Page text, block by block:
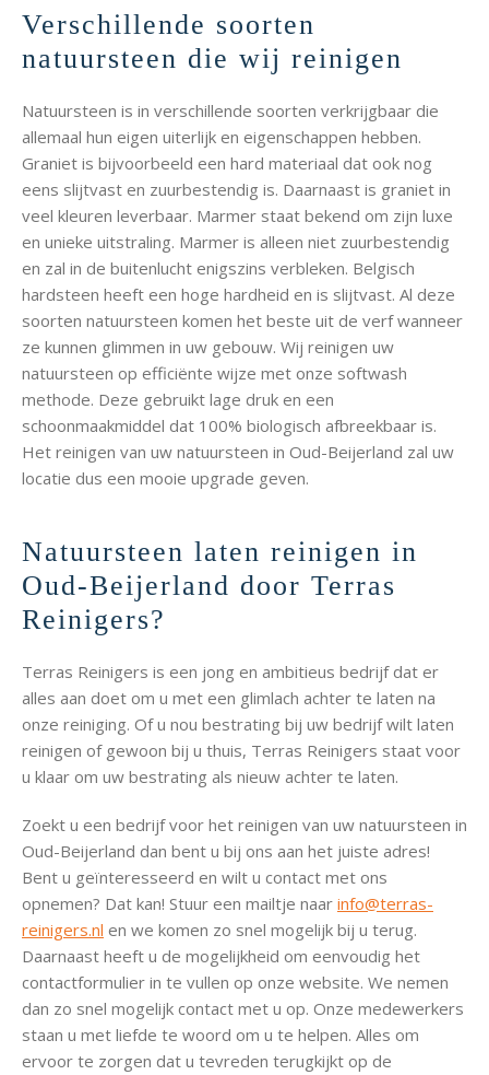
Verschillende soorten
natuursteen die wij reinigen
Natuursteen is in verschillende soorten verkrijgbaar die
allemaal hun eigen uiterlijk en eigenschappen hebben.
Graniet is bijvoorbeeld een hard materiaal dat ook nog
eens slijtvast en zuurbestendig is. Daarnaast is graniet in
veel kleuren leverbaar. Marmer staat bekend om zijn luxe
en unieke uitstraling. Marmer is alleen niet zuurbestendig
en zal in de buitenlucht enigszins verbleken. Belgisch
hardsteen heeft een hoge hardheid en is slijtvast. Al deze
soorten natuursteen komen het beste uit de verf wanneer
ze kunnen glimmen in uw gebouw. Wij reinigen uw
natuursteen op efficiënte wijze met onze softwash
methode. Deze gebruikt lage druk en een
schoonmaakmiddel dat 100% biologisch afbreekbaar is.
Het reinigen van uw natuursteen in Oud-Beijerland zal uw
locatie dus een mooie upgrade geven.
Natuursteen laten reinigen in
Oud-Beijerland door Terras
Reinigers?
Terras Reinigers is een jong en ambitieus bedrijf dat er
alles aan doet om u met een glimlach achter te laten na
onze reiniging. Of u nou bestrating bij uw bedrijf wilt laten
reinigen of gewoon bij u thuis, Terras Reinigers staat voor
u klaar om uw bestrating als nieuw achter te laten.
Zoekt u een bedrijf voor het reinigen van uw natuursteen in
Oud-Beijerland dan bent u bij ons aan het juiste adres!
Bent u geïnteresseerd en wilt u contact met ons
opnemen? Dat kan! Stuur een mailtje naar info@terras-
reinigers.nl en we komen zo snel mogelijk bij u terug.
Daarnaast heeft u de mogelijkheid om eenvoudig het
contactformulier in te vullen op onze website. We nemen
dan zo snel mogelijk contact met u op. Onze medewerkers
staan u met liefde te woord om u te helpen. Alles om
ervoor te zorgen dat u tevreden terugkijkt op de